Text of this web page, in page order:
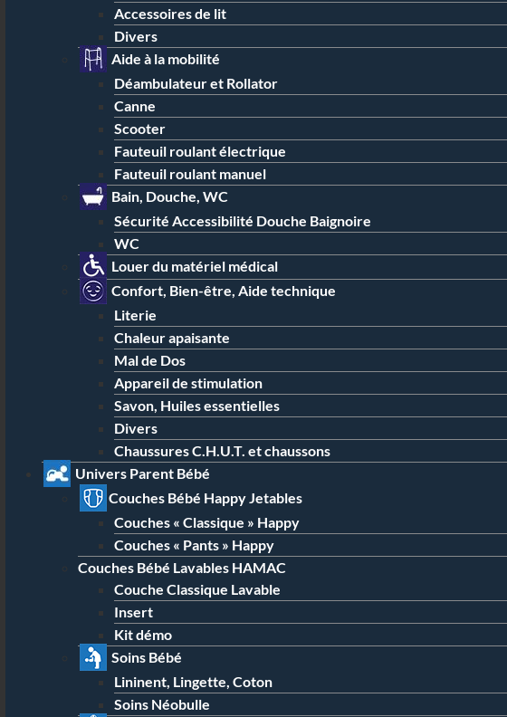
Accessoires de lit
Divers
Aide à la mobilité
Déambulateur et Rollator
Canne
Scooter
Fauteuil roulant électrique
Fauteuil roulant manuel
Bain, Douche, WC
Sécurité Accessibilité Douche Baignoire
WC
Louer du matériel médical
Confort, Bien-être, Aide technique
Literie
Chaleur apaisante
Mal de Dos
Appareil de stimulation
Savon, Huiles essentielles
Divers
Chaussures C.H.U.T. et chaussons
Univers Parent Bébé
Couches Bébé Happy Jetables
Couches « Classique » Happy
Couches « Pants » Happy
Couches Bébé Lavables HAMAC
Couche Classique Lavable
Insert
Kit démo
Soins Bébé
Lininent, Lingette, Coton
Soins Néobulle